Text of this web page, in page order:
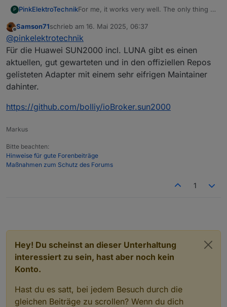
P PinkElektroTechnikFor me, it works very well. The only thing I
displayed below 1 kW. Is there any way to
change that?
Offline
Samson71schrieb am 16. Mai 2025, 06:37
zuletzt editiert von
@pinkelektrotechnik
Für die Huawei SUN2000 incl. LUNA gibt es einen
aktuellen, gut gewarteten und in den offiziellen Repos
gelisteten Adapter mit einem sehr eifrigen Maintainer
dahinter.
https://github.com/bolliy/ioBroker.sun2000
Markus
Bitte beachten:
Hinweise für gute Forenbeiträge
Maßnahmen zum Schutz des Forums
1
Hey! Du scheinst an dieser Unterhaltung
interessiert zu sein, hast aber noch kein
Konto.
Hast du es satt, bei jedem Besuch durch die
gleichen Beiträge zu scrollen? Wenn du dich